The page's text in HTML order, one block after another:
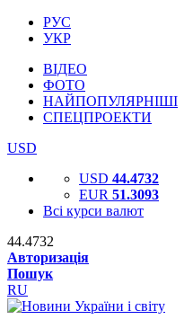
РУС
УКР
ВІДЕО
ФОТО
НАЙПОПУЛЯРНІШІ
СПЕЦПРОЕКТИ
USD
USD 44.4732
EUR 51.3093
Всі курси валют
44.4732
Авторизація
Пошук
RU